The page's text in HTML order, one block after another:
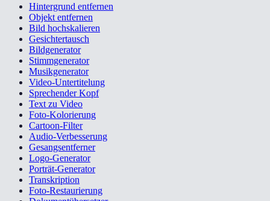
Hintergrund entfernen
Objekt entfernen
Bild hochskalieren
Gesichtertausch
Bildgenerator
Stimmgenerator
Musikgenerator
Video-Untertitelung
Sprechender Kopf
Text zu Video
Foto-Kolorierung
Cartoon-Filter
Audio-Verbesserung
Gesangsentferner
Logo-Generator
Porträt-Generator
Transkription
Foto-Restaurierung